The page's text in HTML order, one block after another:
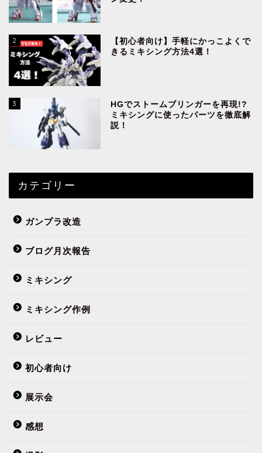
2
【初心者向け】手軽にかっこよくで
きるミキシング方法4選！
3
HGでストームブリンガーを再現!?
ミキシングに使ったパーツを徹底解
説！
カテゴリー
ガンプラ改造
ブログ月次報告
ミキシング
ミキシング作例
レビュー
初心者向け
展示会
感想